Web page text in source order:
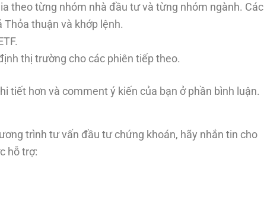
theo từng nhóm nhà đầu tư và từng nhóm ngành. Các
Thỏa thuận và khớp lệnh.
thị trường cho các phiên tiếp theo.
tiết hơn và comment ý kiến của bạn ở phần bình luận.
trình tư vấn đầu tư chứng khoán, hãy nhắn tin cho
hỗ trợ: